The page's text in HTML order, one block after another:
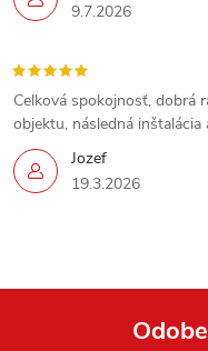
9.7.2026
Jozef
19.3.2026
Celková spokojnosť, dobrá
objektu, následná